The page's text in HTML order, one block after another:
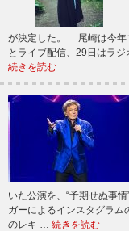
が決定した。 尾崎は今年
とライブ配信、29日はラ
続きを読む
いた公演を、“予期せぬ事
ガーによるインスタグラム
のレキ … 続きを読む